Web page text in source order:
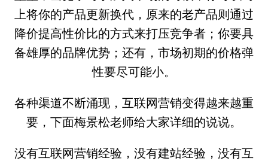
上将你的产品更新换代，原来的老产品则通过
降价提高性价比的方式来打压竞争者；你要具
备雄厚的品牌优势；还有，市场初期的价格弹
性要尽可能小。
各种渠道不断涌现，互联网营销变得越来越重
要，下面梅景松老师给大家详细的说说。
没有互联网营销经验，没有建站经验，没有互